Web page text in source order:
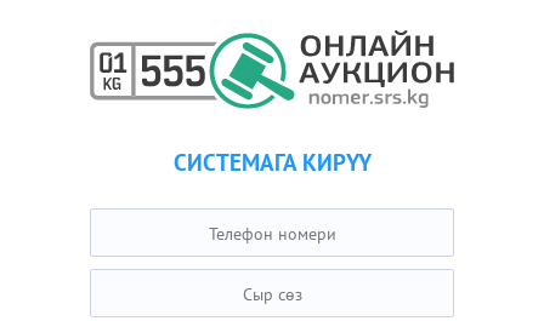
СИСТЕМАГА КИРҮҮ